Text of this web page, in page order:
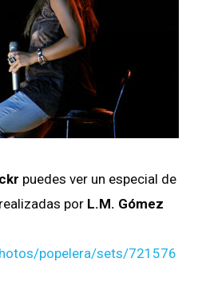
puedes ver un especial de
por L.M. Gómez
popelera/sets/721576